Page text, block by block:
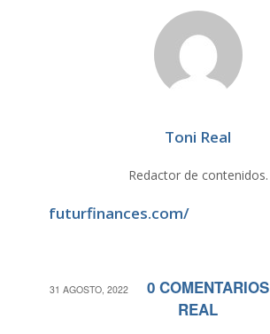
Toni Real
Redactor de contenidos.
futurfinances.com/
31 AGOSTO, 2022
/ 0 COMENTARIOS
/
REAL